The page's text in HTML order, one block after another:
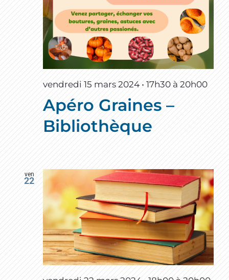
vendredi 15 mars 2024 • 17h30 à 20h00
Apéro Graines –
Bibliothèque
ven
22